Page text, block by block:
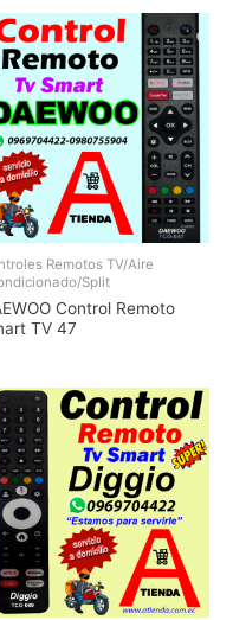
Remotos TV/Aire
Split
Control Remoto
TV 47